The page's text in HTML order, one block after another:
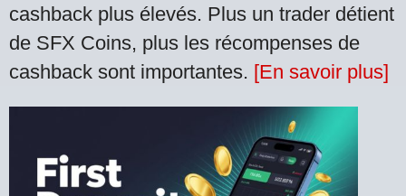
cashback plus élevés. Plus un trader détient
de SFX Coins, plus les récompenses de
cashback sont importantes. [En savoir plus]